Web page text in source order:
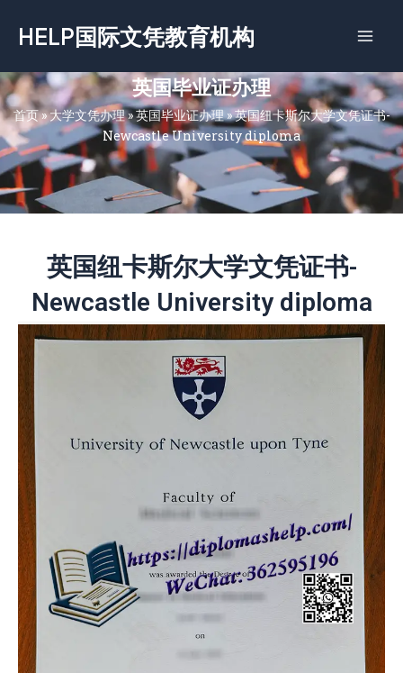
容
HELP国际文凭教育机构
英国毕业证办理
首页»大学文凭办理»英国毕业证办理»英国纽卡斯尔大学文凭证书-
Newcastle University diploma
英国纽卡斯尔大学文凭证书-
Newcastle University diploma